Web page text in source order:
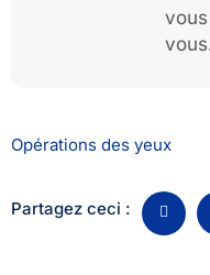
Opérations des yeux
Partagez ceci :